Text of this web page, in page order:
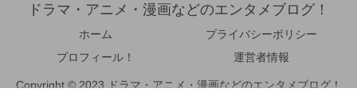
ドラマ・アニメ・漫画などのエンタメブログ！
ホーム
プライバシーポリシー
プロフィール！
運営者情報
Copyright © 2023 ドラマ・アニメ・漫画などのエンタメブログ！